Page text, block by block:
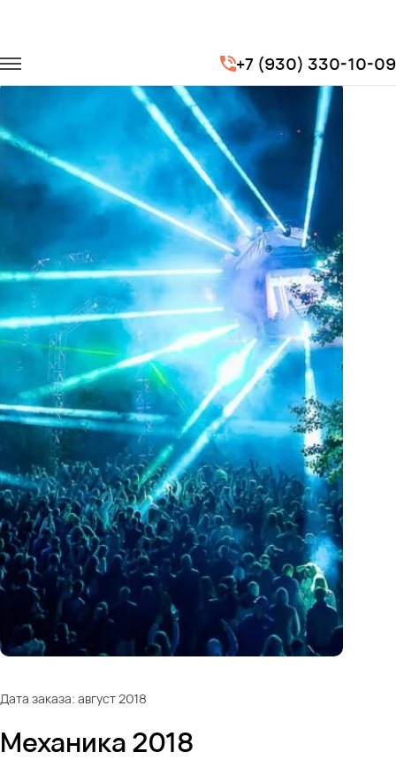
+7 (930) 330-10-09
Транспорт на концерты
Механика 2018
Дата заказа: август 2018
Механика 2018